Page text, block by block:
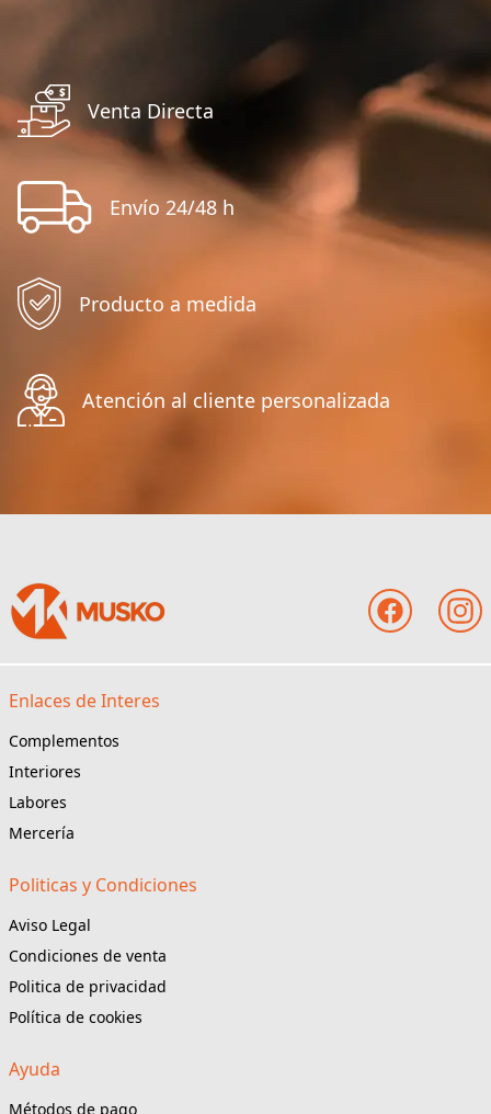
Venta Directa
Envío 24/48 h
Producto a medida
Atención al cliente personalizada
Enlaces de Interes
Complementos
Interiores
Labores
Mercería
Politicas y Condiciones
Aviso Legal
Condiciones de venta
Politica de privacidad
Política de cookies
Ayuda
Métodos de pago